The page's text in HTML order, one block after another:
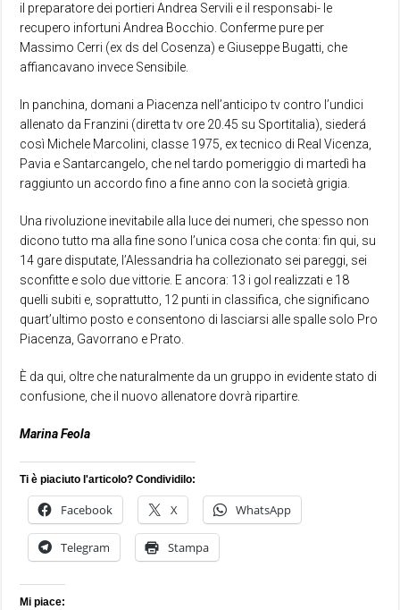
il preparatore dei portieri Andrea Servili e il responsabi- le
recupero infortuni Andrea Bocchio. Conferme pure per
Massimo Cerri (ex ds del Cosenza) e Giuseppe Bugatti, che
affiancavano invece Sensibile.
In panchina, domani a Piacenza nell’anticipo tv contro l’undici
allenato da Franzini (diretta tv ore 20.45 su Sportitalia), siederá
così Michele Marcolini, classe 1975, ex tecnico di Real Vicenza,
Pavia e Santarcangelo, che nel tardo pomeriggio di martedì ha
raggiunto un accordo fino a fine anno con la società grigia.
Una rivoluzione inevitabile alla luce dei numeri, che spesso non
dicono tutto ma alla fine sono l’unica cosa che conta: fin qui, su
14 gare disputate, l’Alessandria ha collezionato sei pareggi, sei
sconfitte e solo due vittorie. E ancora: 13 i gol realizzati e 18
quelli subiti e, soprattutto, 12 punti in classifica, che significano
quart’ultimo posto e consentono di lasciarsi alle spalle solo Pro
Piacenza, Gavorrano e Prato.
È da qui, oltre che naturalmente da un gruppo in evidente stato di
confusione, che il nuovo allenatore dovrà ripartire.
Marina Feola
Ti è piaciuto l'articolo? Condividilo:
Facebook X WhatsApp
Telegram Stampa
Mi piace: